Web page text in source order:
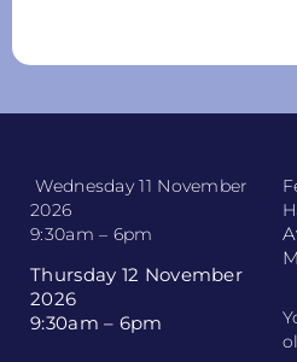
Wednesday 11 November
2026
9:30am – 6pm
Thursday 12 November
2026
9:30am – 6pm